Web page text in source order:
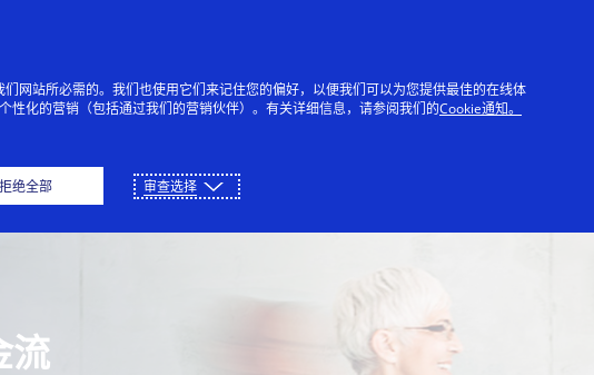
流
网站所必需的。我们也使用它们来记住您的偏好，以便我们可以为您提供最佳的在线体
性化的营销（包括通过我们的营销伙伴）。有关详细信息，请参阅我们的Cookie通知。
拒绝全部 审查选择